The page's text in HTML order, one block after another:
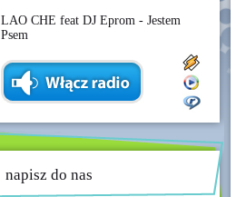
LAO CHE feat DJ Eprom - Jestem
Psem
napisz do nas